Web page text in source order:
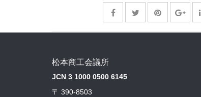
松本商工会議所
JCN 3 1000 0500 6145
〒 390-8503